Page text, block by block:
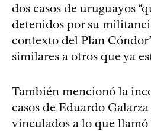
dos casos de uruguayos
detenidos por su
contexto del Plan
similares a otros que ya
También mencionó la
casos de Eduardo
vinculados a lo que llamó